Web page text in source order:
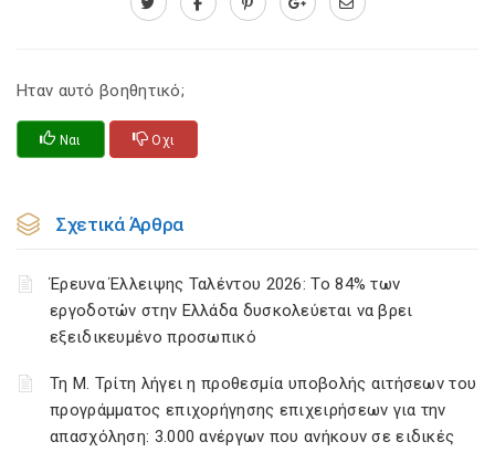
Ηταν αυτό βοηθητικό;
Ναι Οχι
Σχετικά Άρθρα
Έρευνα Έλλειψης Ταλέντου 2026: Το 84% των
εργοδοτών στην Ελλάδα δυσκολεύεται να βρει
εξειδικευμένο προσωπικό
Τη Μ. Τρίτη λήγει η προθεσμία υποβολής αιτήσεων του
προγράμματος επιχορήγησης επιχειρήσεων για την
απασχόληση: 3.000 ανέργων που ανήκουν σε ειδικές